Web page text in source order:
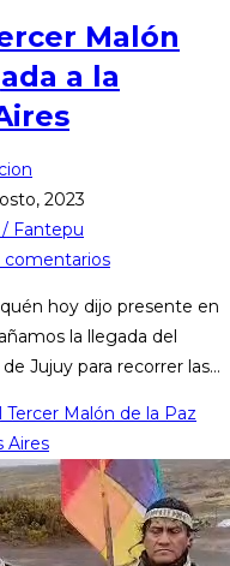
Malón
a la
2023
/ Fantepu
comentarios
hoy dijo presente en
la llegada del
Jujuy para recorrer las…
Malón de la Paz
Aires